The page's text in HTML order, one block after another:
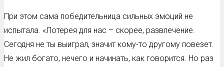
При этом сама победительница сильных эмоций не
испытала. «Лотерея для нас – скорее, развлечение.
Сегодня не ты выиграл, значит кому-то другому повезет.
Не жил богато, нечего и начинать, как говорится. Но раз